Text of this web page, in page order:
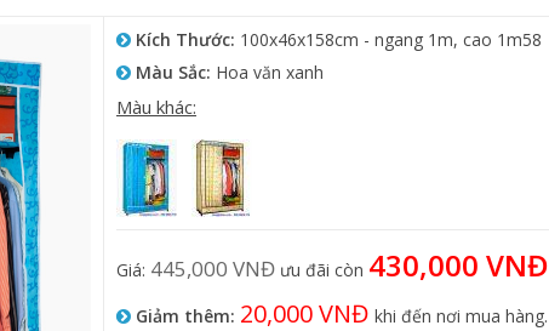
Kích Thước: 100x46x158cm - ngang 1m, cao 1m58
Màu Sắc: Hoa văn xanh
Màu khác:
Giá: 445,000 VNĐ ưu đãi còn 430,000 VNĐ
Giảm thêm: 20,000 VNĐ khi đến nơi mua hàng.